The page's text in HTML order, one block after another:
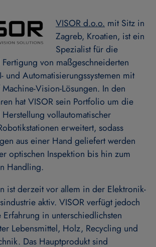
VISOR d.o.o. mit Sitz in
Zagreb, Kroatien, ist ein
Spezialist für die
von maßgeschneiderten
und Automatisierungssystemen mit
Vision-Lösungen. In den
hat VISOR sein Portfolio um die
vollautomatischer
erweitert, sodass
aus einer Hand geliefert werden
optischen Inspektion bis hin zum
Handling.
ist derzeit vor allem in der Elektronik-
aktiv. VISOR verfügt jedoch
in unterschiedlichsten
Lebensmittel, Holz, Recycling und
Das Hauptprodukt sind